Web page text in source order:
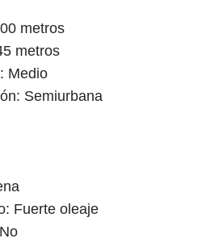
metros
metros
Medio
Semiurbana
Fuerte oleaje